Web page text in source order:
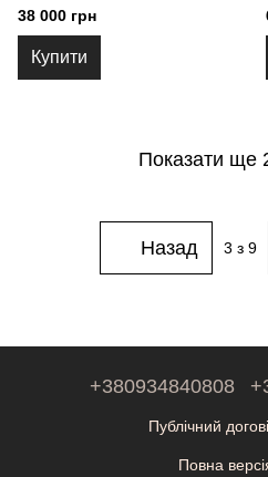
38 000 грн
Купити
Показати ще
Назад 3 з 9
+380934840808
Публічний
Повна